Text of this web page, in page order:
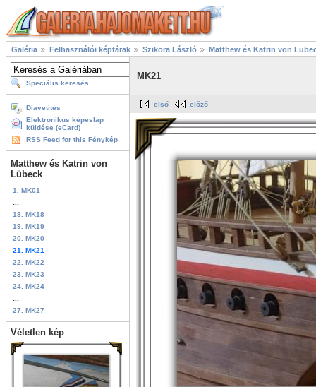
Galéria Felhasználói képtárak Szikora László Matthew és Katrin von
Speciális keresés
Diavetítés
Elektronikus képeslap
küldése (eCard)
RSS Feed for this Fénykép
Matthew és Katrin von
Lübeck
1. MK01
18. MK18
19. MK19
20. MK20
21. MK21
22. MK22
23. MK23
24. MK24
27. MK27
Véletlen kép
MK21
első előző